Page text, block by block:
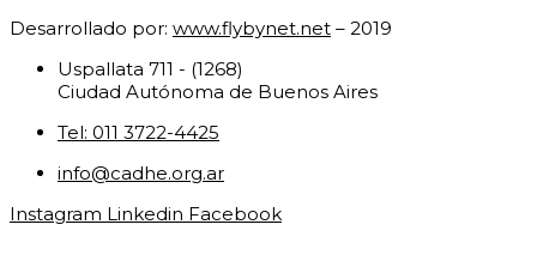
Desarrollado por: www.flybynet.net – 2019
Uspallata 711 - (1268)
Ciudad Autónoma de Buenos Aires
Tel: 011 3722-4425
info@cadhe.org.ar
Instagram Linkedin Facebook